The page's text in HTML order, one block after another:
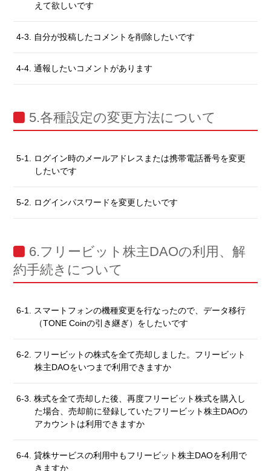
えて欲しいです
4-3. 自分が投稿したコメントを削除したいです
4-4. 通報したいコメントがあります
5.各種設定の変更方法について
5-1. ログイン時のメールアドレスまたは携帯電話番号を変更
したいです
5-2. ログインパスワードを変更したいです
6.フリービット株主DAOの利用、解
約手続きについて
6-1. スマートフォンの機種変更を行なったので、データ移行
（TONE Coinの引き継ぎ）をしたいです
6-2. フリービットの株式を全て売却しました。フリービット
株主DAOをいつまで利用できますか
6-3. 株式を全て売却した後、再度フリービット株式を購入し
た場合、売却前に登録していたフリービット株主DAOの
アカウントは利用できますか
6-4. 貸株サービスの利用中もフリービット株主DAOを利用で
きますか